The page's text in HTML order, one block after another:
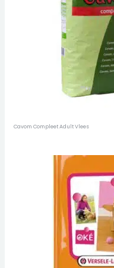
Cavom Compleet Adult Vlees